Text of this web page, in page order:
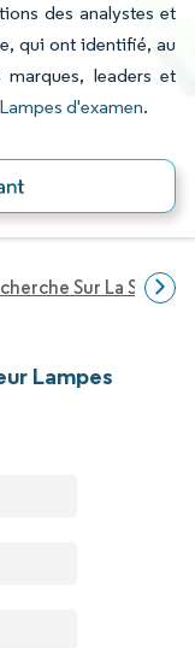
des analystes et
qui ont identifié, au
leaders et
d'examen.
Sur La Santé
Lampes